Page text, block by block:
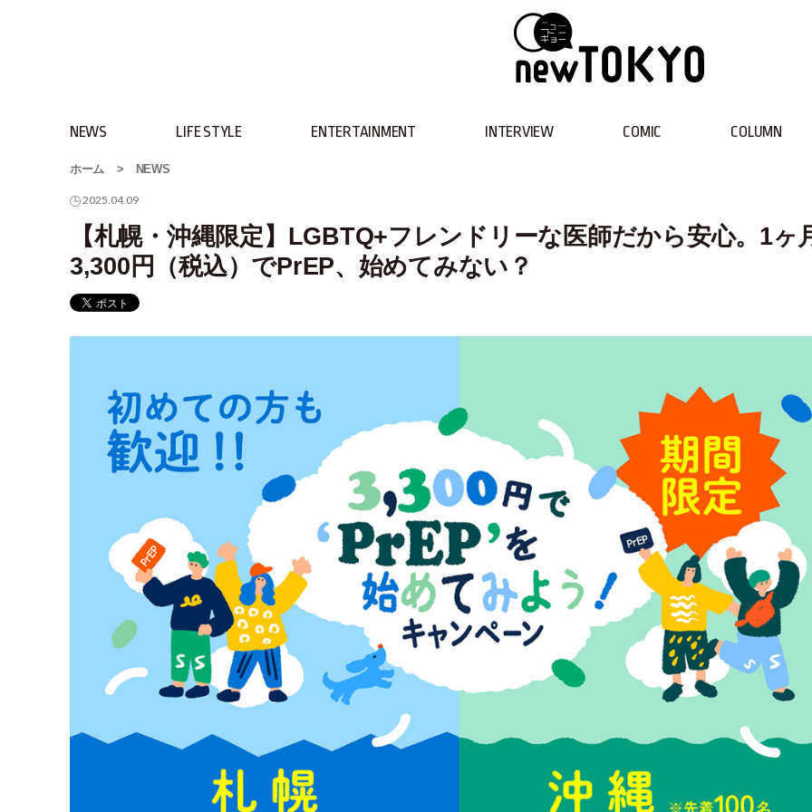
NEWS LIFE STYLE ENTERTAINMENT INTERVIEW COMIC COLUMN
ホーム > NEWS
2025.04.09
【札幌・沖縄限定】LGBTQ+フレンドリーな医師だから安心。1ヶ
3,300円（税込）でPrEP、始めてみない？